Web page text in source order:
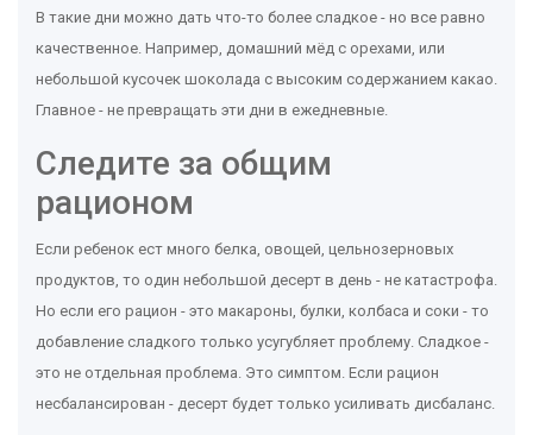
В такие дни можно дать что-то более сладкое - но все равно
качественное. Например, домашний мёд с орехами, или
небольшой кусочек шоколада с высоким содержанием какао.
Главное - не превращать эти дни в ежедневные.
Следите за общим
рационом
Если ребенок ест много белка, овощей, цельнозерновых
продуктов, то один небольшой десерт в день - не катастрофа.
Но если его рацион - это макароны, булки, колбаса и соки - то
добавление сладкого только усугубляет проблему. Сладкое -
это не отдельная проблема. Это симптом. Если рацион
несбалансирован - десерт будет только усиливать дисбаланс.